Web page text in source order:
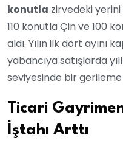
konutla zirvedeki
110 konutla Çin ve 100
aldı. Yılın ilk dört ayını
yabancıya satışlarda
seviyesinde bir
Ticari
İştahı Arttı